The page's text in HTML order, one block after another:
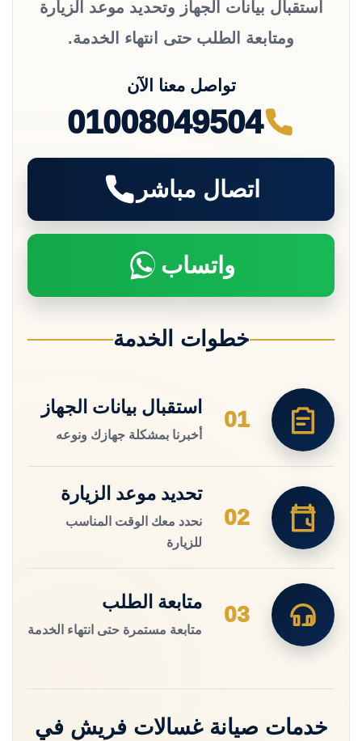
استقبال بيانات الجهاز وتحديد موعد الزيارة
ومتابعة الطلب حتى انتهاء الخدمة.
تواصل معنا الآن
01008049504
اتصال مباشر
واتساب
خطوات الخدمة
01
استقبال بيانات الجهاز
أخبرنا بمشكلة جهازك ونوعه
02
تحديد موعد الزيارة
نحدد معك الوقت المناسب
للزيارة
03
متابعة الطلب
متابعة مستمرة حتى انتهاء الخدمة
خدمات صيانة غسالات فريش في